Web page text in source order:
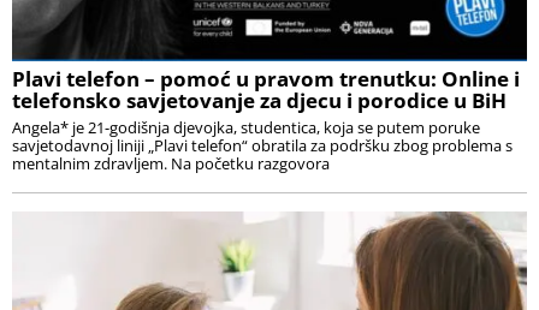
Plavi telefon – pomoć u pravom trenutku: Online i
telefonsko savjetovanje za djecu i porodice u BiH
Angela* je 21-godišnja djevojka, studentica, koja se putem poruke
savjetodavnoj liniji „Plavi telefon“ obratila za podršku zbog problema s
mentalnim zdravljem. Na početku razgovora